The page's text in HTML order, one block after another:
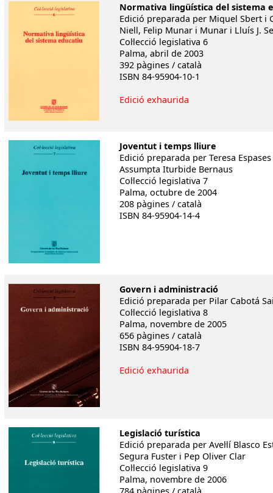
Normativa lingüística del sistema
Edició preparada per Miquel Sbert i
Niell, Felip Munar i Munar i Lluís J.
Col·lecció legislativa 6
Palma, abril de 2003
392 pàgines / català
ISBN 84-95904-10-1
Edició exhaurida
Joventut i temps lliure
Edició preparada per Teresa
Assumpta Iturbide Bernaus
Col·lecció legislativa 7
Palma, octubre de 2004
208 pàgines / català
ISBN 84-95904-14-4
Govern i administració
Edició preparada per Pilar Cabotá
Col·lecció legislativa 8
Palma, novembre de 2005
656 pàgines / català
ISBN 84-95904-18-7
Edició exhaurida
Legislació turística
Edició preparada per Avel·lí Blasco
Segura Fuster i Pep Oliver Clar
Col·lecció legislativa 9
Palma, novembre de 2006
784 pàgines / català